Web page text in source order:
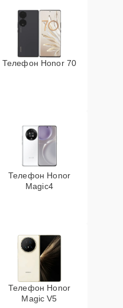
Телефон Honor 70
Телефон Honor
Magic4
Телефон Honor
Magic V5